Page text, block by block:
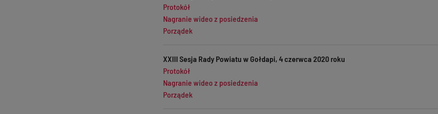
Protokół
Nagranie wideo z posiedzenia
Porządek
XXIII Sesja Rady Powiatu w Gołdapi, 4 czerwca 2020 roku
Protokół
Nagranie wideo z posiedzenia
Porządek